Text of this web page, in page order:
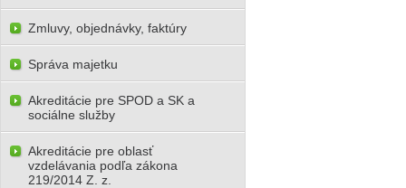
Zmluvy, objednávky, faktúry
Správa majetku
Akreditácie pre SPOD a SK a
sociálne služby
Akreditácie pre oblasť
vzdelávania podľa zákona
219/2014 Z. z.